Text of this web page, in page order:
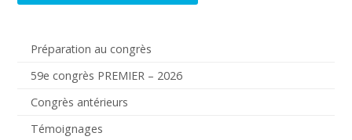
Préparation au congrès
59e congrès PREMIER – 2026
Congrès antérieurs
Témoignages